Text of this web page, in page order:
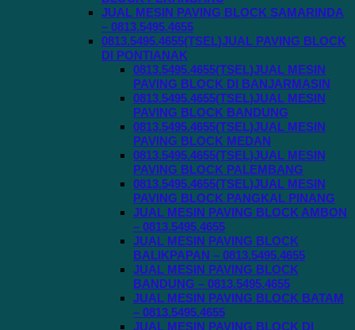
JUAL MESIN PAVING BLOCK SAMARINDA
– 0813.5495.4655
0813.5495.4655(TSEL)JUAL PAVING BLOCK
DI PONTIANAK
0813.5495.4655(TSEL)JUAL MESIN
PAVING BLOCK DI BANJARMASIN
0813.5495.4655(TSEL)JUAL MESIN
PAVING BLOCK BANDUNG
0813.5495.4655(TSEL)JUAL MESIN
PAVING BLOCK MEDAN
0813.5495.4655(TSEL)JUAL MESIN
PAVING BLOCK PALEMBANG
0813.5495.4655(TSEL)JUAL MESIN
PAVING BLOCK PANGKAL PINANG
JUAL MESIN PAVING BLOCK AMBON
– 0813.5495.4655
JUAL MESIN PAVING BLOCK
BALIKPAPAN – 0813.5495.4655
JUAL MESIN PAVING BLOCK
BANDUNG – 0813.5495.4655
JUAL MESIN PAVING BLOCK BATAM
– 0813.5495.4655
JUAL MESIN PAVING BLOCK DI